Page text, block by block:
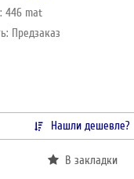
446 mat
Предзаказ
Нашли дешевле?
В закладки